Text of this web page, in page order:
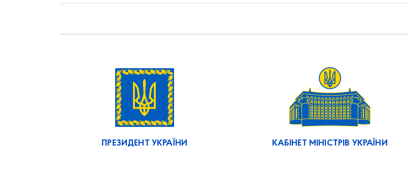
ПРЕЗИДЕНТ УКРАЇНИ КАБІНЕТ МІНІСТРІВ УКРАЇНИ